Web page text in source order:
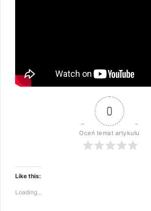
0
Oceń temat artykułu
Like this:
Loading...